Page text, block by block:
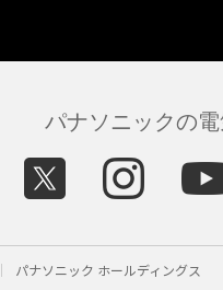
パナソニックの
パナソニック ホールディングス